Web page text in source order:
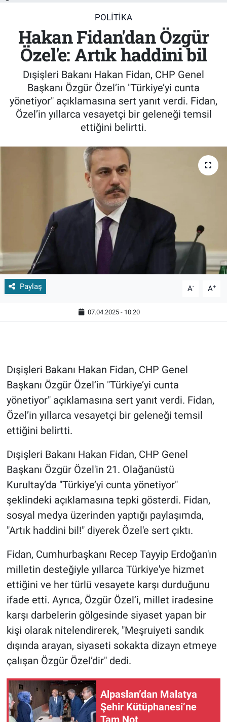
POLITIKA
Hakan Fidan'dan Özgür
Özel'e: Artık haddini bil
Dışişleri Bakanı Hakan Fidan, CHP Genel
Başkanı Özgür Özel’in "Türkiye’yi cunta
yönetiyor" açıklamasına sert yanıt verdi. Fidan,
Özel’in yıllarca vesayetçi bir geleneği temsil
ettiğini belirtti.
Paylaş A- A+
07.04.2025 - 10:20
Dışişleri Bakanı Hakan Fidan, CHP Genel
Başkanı Özgür Özel’in "Türkiye’yi cunta
yönetiyor" açıklamasına sert yanıt verdi. Fidan,
Özel’in yıllarca vesayetçi bir geleneği temsil
ettiğini belirtti.
Dışişleri Bakanı Hakan Fidan, CHP Genel
Başkanı Özgür Özel'in 21. Olağanüstü
Kurultay’da "Türkiye’yi cunta yönetiyor"
şeklindeki açıklamasına tepki gösterdi. Fidan,
sosyal medya üzerinden yaptığı paylaşımda,
"Artık haddini bil!" diyerek Özel'e sert çıktı.
Fidan, Cumhurbaşkanı Recep Tayyip Erdoğan'ın
milletin desteğiyle yıllarca Türkiye'ye hizmet
ettiğini ve her türlü vesayete karşı durduğunu
ifade etti. Ayrıca, Özgür Özel’i, millet iradesine
karşı darbelerin gölgesinde siyaset yapan bir
kişi olarak nitelendirerek, "Meşruiyeti sandık
dışında arayan, siyaseti sokakta dizayn etmeye
çalışan Özgür Özel’dir" dedi.
Alpaslan’dan Malatya
Şehir Kütüphanesi’ne
Tam Not